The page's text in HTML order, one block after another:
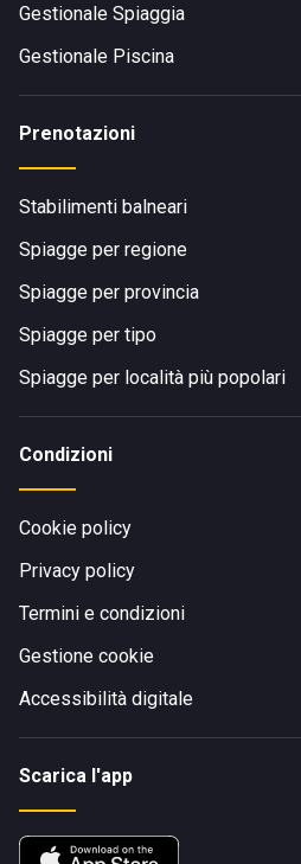
Gestionale Spiaggia
Gestionale Piscina
Prenotazioni
Stabilimenti balneari
Spiagge per regione
Spiagge per provincia
Spiagge per tipo
Spiagge per località più popolari
Condizioni
Cookie policy
Privacy policy
Termini e condizioni
Gestione cookie
Accessibilità digitale
Scarica l'app